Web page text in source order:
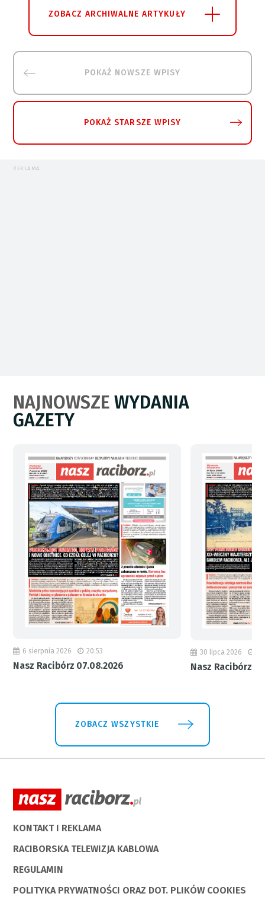
ZOBACZ ARCHIWALNE ARTYKUŁY
POKAŻ NOWSZE WPISY
POKAŻ STARSZE WPISY
REKLAMA
NAJNOWSZEWYDANIA
GAZETY
6 sierpnia 2026 20:53
Nasz Racibórz 07.08.2026
30 lipca 2026
Nasz Racibórz
ZOBACZ WSZYSTKIE
KONTAKT I REKLAMA
RACIBORSKA TELEWIZJA KABLOWA
REGULAMIN
POLITYKA PRYWATNOŚCI ORAZ DOT. PLIKÓW COOKIES